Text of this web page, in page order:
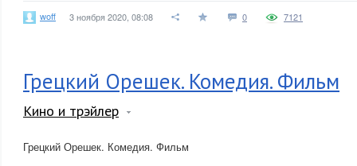
woff 3 ноября 2020, 08:08 0 7121
Грецкий Орешек. Комедия. Фильм
Кино и трэйлер
Грецкий Орешек. Комедия. Фильм